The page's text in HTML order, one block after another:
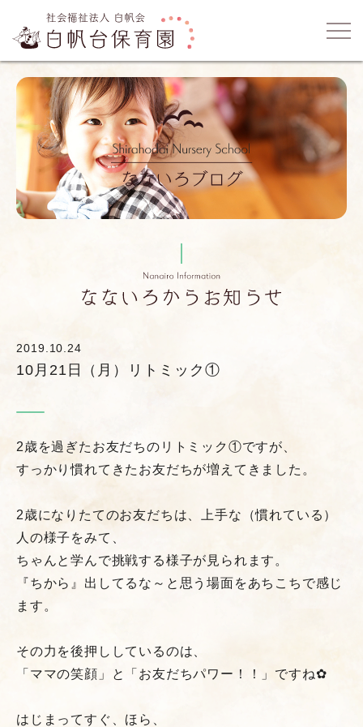
2019.10.24
10月21日（月）リトミック①
2歳を過ぎたお友だちのリトミック①ですが、
すっかり慣れてきたお友だちが増えてきました。
2歳になりたてのお友だちは、上手な（慣れている）
人の様子をみて、
ちゃんと学んで挑戦する様子が見られます。
『ちから』 出してるな～と思う場面をあちこちで感じ
ます。
その力を後押ししているのは、
「ママの笑顔」と「お友だちパワー！！」ですね✿
はじまってすぐ、ほら、